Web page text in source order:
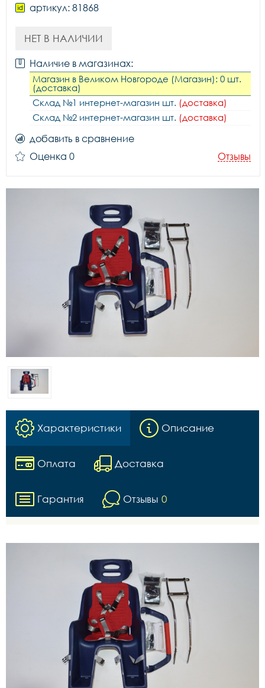
артикул: 81868
НЕТ В НАЛИЧИИ
Наличие в магазинах:
Магазин в Великом Новгороде (Магазин): 0 шт.
(доставка)
Склад №1 интернет-магазин шт. (доставка)
Склад №2 интернет-магазин шт. (доставка)
добавить в сравнение
Оценка 0
Отзывы
Характеристики Описание
Оплата Доставка
Гарантия Отзывы 0